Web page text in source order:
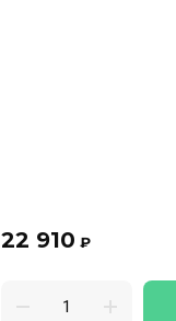
22 910 ₽